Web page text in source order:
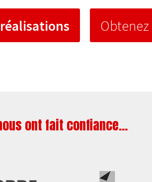
Obtenez
ont fait confiance...